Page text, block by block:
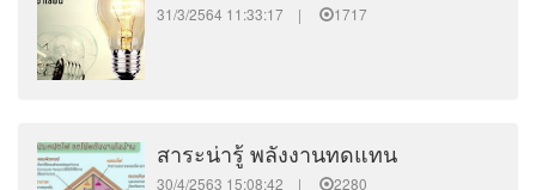
31/3/2564 11:33:17 | 1717
สาระน่ารู้ พลังงานทดแทน
30/4/2563 15:08:42 | 2280